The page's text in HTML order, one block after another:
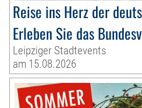
Reise ins Herz der
Erleben Sie das
Leipziger Stadtevents
am 15.08.2026